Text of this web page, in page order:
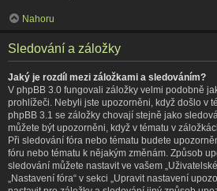
Nahoru
Sledování a záložky
Jaký je rozdíl mezi záložkami a sledováním?
V phpBB 3.0 fungovali záložky velmi podobně
prohlížeči. Nebyli jste upozorněni, když došlo v
phpBB 3.1 se záložky chovají stejně jako
můžete být upozorněni, když v tématu v
Při sledování fóra nebo tématu budete
fóru nebo tématu k nějakým změnám. Způsob
sledování můžete nastavit ve vašem
„Nastavení fóra“ v sekci „Upravit nastavení